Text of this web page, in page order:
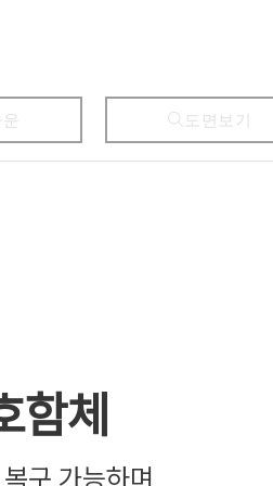
도면보기
체
구 가능하며